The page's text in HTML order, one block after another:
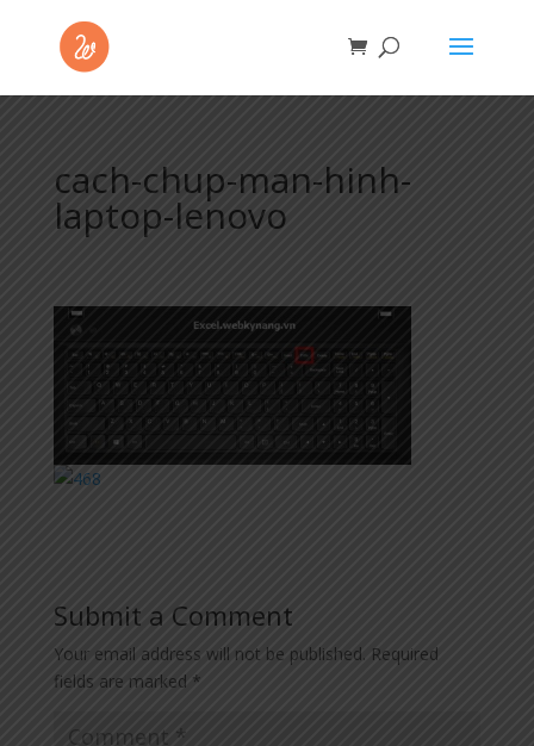
cach-chup-man-hinh-
laptop-lenovo
Submit a Comment
Your email address will not be published. Required
fields are marked *